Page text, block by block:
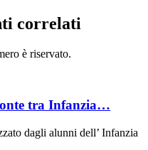
correlati
è riservato.
tra Infanzia…
dagli alunni dell’ Infanzia